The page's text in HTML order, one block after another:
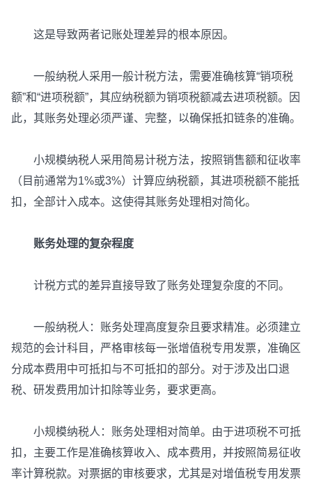
这是导致两者记账处理差异的根本原因。
一般纳税人采用一般计税方法，需要准确核算“销项税
额”和“进项税额”，其应纳税额为销项税额减去进项税额。因
此，其账务处理必须严谨、完整，以确保抵扣链条的准确。
小规模纳税人采用简易计税方法，按照销售额和征收率
（目前通常为1%或3%）计算应纳税额，其进项税额不能抵
扣，全部计入成本。这使得其账务处理相对简化。
账务处理的复杂程度
计税方式的差异直接导致了账务处理复杂度的不同。
一般纳税人：账务处理高度复杂且要求精准。必须建立
规范的会计科目，严格审核每一张增值税专用发票，准确区
分成本费用中可抵扣与不可抵扣的部分。对于涉及出口退
税、研发费用加计扣除等业务，要求更高。
小规模纳税人：账务处理相对简单。由于进项税不可抵
扣，主要工作是准确核算收入、成本费用，并按照简易征收
率计算税款。对票据的审核要求，尤其是对增值税专用发票